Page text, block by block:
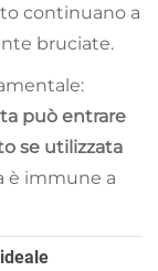
continuano a
bruciate.
può entrare
se utilizzata
è immune a